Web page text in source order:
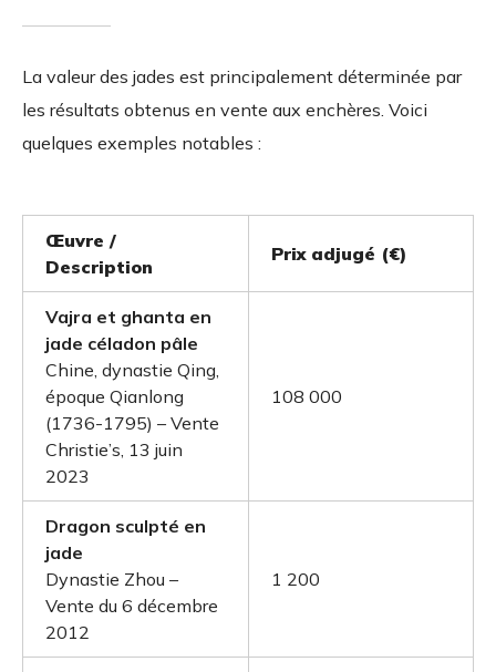
La valeur des jades est principalement déterminée par
les résultats obtenus en vente aux enchères. Voici
quelques exemples notables :
Œuvre /
Description
Prix adjugé (€)
Vajra et ghanta en
jade céladon pâle
Chine, dynastie Qing,
époque Qianlong
(1736-1795) – Vente
Christie’s, 13 juin
2023
108 000
Dragon sculpté en
jade
Dynastie Zhou –
Vente du 6 décembre
2012
1 200